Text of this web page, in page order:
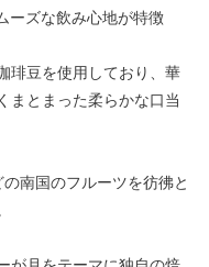
ーズな飲み心地が特徴
琲豆を使用しており、華
まとまった柔らかな口当
南国のフルーツを彷彿と